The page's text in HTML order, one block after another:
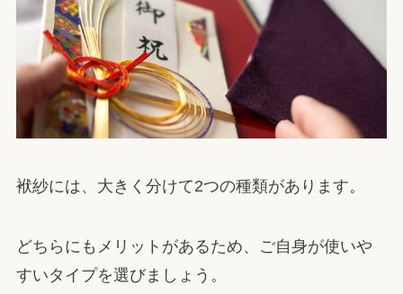
袱紗には、大きく分けて2つの種類があります。
どちらにもメリットがあるため、ご自身が使いや
すいタイプを選びましょう。